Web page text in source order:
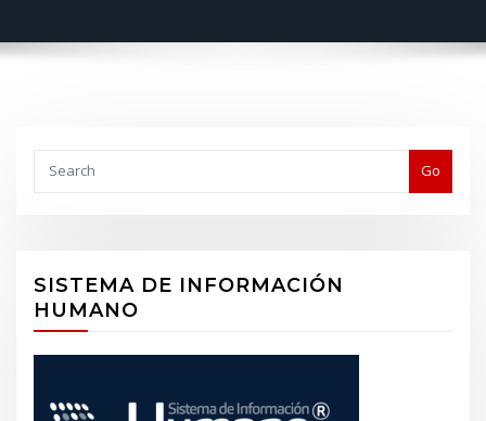
Go
SISTEMA DE INFORMACIÓN
HUMANO